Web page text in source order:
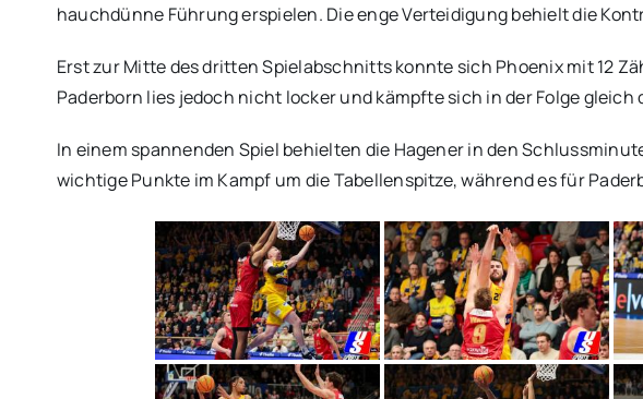
hauchdünne Führung erspielen. Die enge Verteidigung behielt die
Erst zur Mitte des dritten Spielabschnitts konnte sich Phoenix mit 12
Paderborn lies jedoch nicht locker und kämpfte sich in der Folge gleich
In einem spannenden Spiel behielten die Hagener in den
wichtige Punkte im Kampf um die Tabellenspitze, während es für